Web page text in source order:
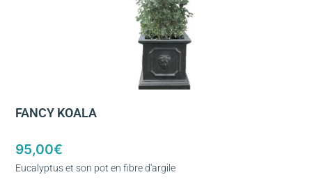
FANCY KOALA
95,00€
Eucalyptus et son pot en fibre d'argile